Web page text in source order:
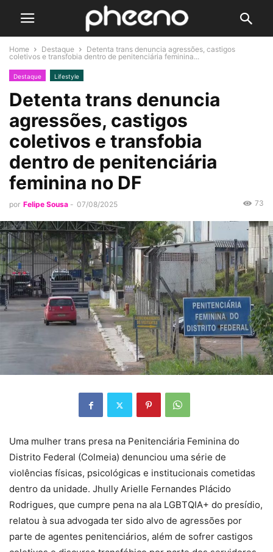
Home Destaque
Detenta trans denuncia agressões, castigos
coletivos e transfobia dentro de penitenciária feminina...
Destaque Lifestyle
Detenta trans denuncia
agressões, castigos
coletivos e transfobia
dentro de penitenciária
feminina no DF
por Felipe Sousa - 07/08/2025 73
Uma mulher trans presa na Penitenciária Feminina do
Distrito Federal (Colmeia) denunciou uma série de
violências físicas, psicológicas e institucionais cometidas
dentro da unidade. Jhully Arielle Fernandes Plácido
Rodrigues, que cumpre pena na ala LGBTQIA+ do presídio,
relatou à sua advogada ter sido alvo de agressões por
parte de agentes penitenciários, além de sofrer castigos